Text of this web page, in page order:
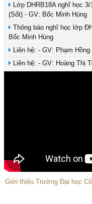
Lớp DHRB18A nghĩ học
(Sốt) - GV: Bốc Minh Hùng
Thông báo nghĩ học lớp
Bốc Minh Hùng
Liên hệ: - GV: Phạm Hồng
Liên hệ: - GV: Hoàng Thị
Giới thiệu Trường Đại học